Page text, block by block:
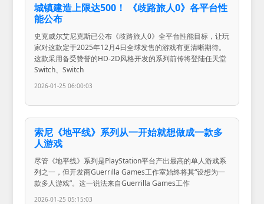
城镇建造上限达500！ 《歧路旅人0》各平台性
能公布
史克威尔艾尼克斯已公布《歧路旅人0》全平台性能目标，让玩
家对这款定于2025年12月4日全球发售的游戏有更清晰期待。
这款采用备受赞誉的HD-2D风格开发的系列前传将登陆任天堂
Switch、Switch
2026-01-25 06:00:03
索尼《地平线》系列从一开始就想做成一款多
人游戏
尽管《地平线》系列是PlayStation平台产出最高的单人游戏系
列之一，但开发商Guerrilla Games工作室始终将其“设想为一
款多人游戏”。这一说法来自Guerrilla Games工作
2026-01-25 05:15:03